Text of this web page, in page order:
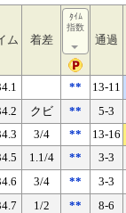
ム 着差
ﾀｲﾑ
指数
通過
** 13-11
クビ ** 5-3
3/4 ** 13-16
1.1/4 ** 3-3
3/4 ** 3-3
1/2 ** 8-6